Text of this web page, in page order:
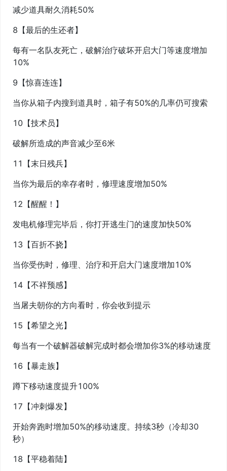
减少道具耐久消耗50%
8【最后的生还者】
每有一名队友死亡，破解治疗破坏开启大门等速度增加
10%
9【惊喜连连】
当你从箱子内搜到道具时，箱子有50%的几率仍可搜索
10【技术员】
破解所造成的声音减少至6米
11【末日残兵】
当你为最后的幸存者时，修理速度增加50%
12【醒醒！】
发电机修理完毕后，你打开逃生门的速度加快50%
13【百折不挠】
当你受伤时，修理、治疗和开启大门速度增加10%
14【不祥预感】
当屠夫朝你的方向看时，你会收到提示
15【希望之光】
每当有一个破解器破解完成时都会增加你3%的移动速度
16【暴走族】
蹲下移动速度提升100%
17【冲刺爆发】
开始奔跑时增加50%的移动速度。持续3秒（冷却30
秒）
18【平稳着陆】